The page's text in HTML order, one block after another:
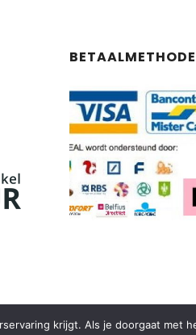
krijgt. Als je doorgaat met